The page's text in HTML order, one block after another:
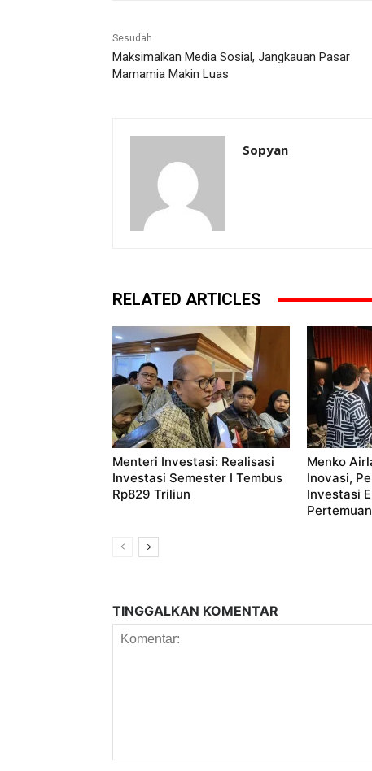
Sesudah
Maksimalkan Media Sosial, Jangkauan Pasar
Mamamia Makin Luas
Sopyan
RELATED ARTICLES
Menteri Investasi: Realisasi
Investasi Semester I Tembus
Rp829 Triliun
Menko
Inovasi,
Investasi
TINGGALKAN KOMENTAR